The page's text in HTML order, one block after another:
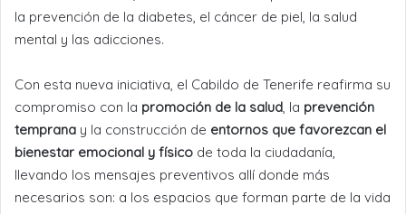
la prevención de la diabetes, el cáncer de piel, la salud
mental y las adicciones.
Con esta nueva iniciativa, el Cabildo de Tenerife reafirma su
compromiso con la promoción de la salud , la prevención
temprana y la construcción de entornos que favorezcan el
bienestar emocional y físico de toda la ciudadanía,
llevando los mensajes preventivos allí donde más
necesarios son: a los espacios que forman parte de la vida